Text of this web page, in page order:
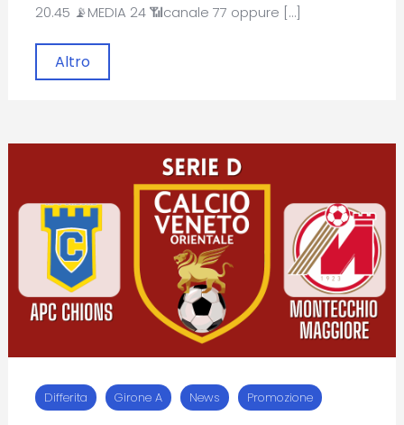
20.45 📡MEDIA 24 📶canale 77 oppure […]
Altro
Differita Girone A News Promozione